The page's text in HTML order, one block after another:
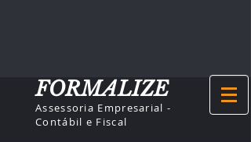
Assessoria Empresarial -
Contábil e Fiscal
FORMALIZE